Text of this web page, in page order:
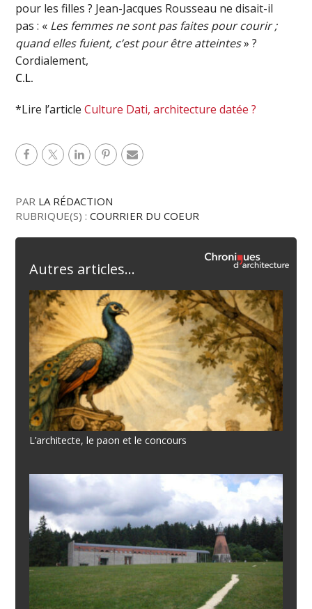
pour les filles ? Jean-Jacques Rousseau ne disait-il
pas : « Les femmes ne sont pas faites pour courir ;
quand elles fuient, c’est pour être atteintes» ?
Cordialement,
C.L.
*Lire l’articleCulture Dati, architecture datée ?
PAR LA RÉDACTION
RUBRIQUE(S) :COURRIER DU COEUR
Autres articles...
L’architecte, le paon et le concours